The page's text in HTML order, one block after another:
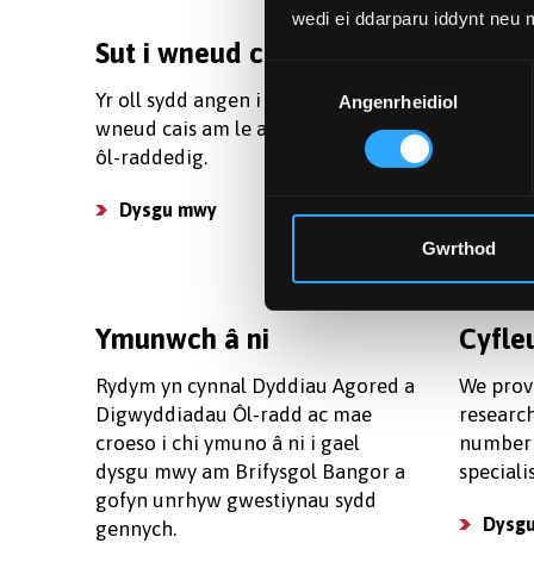
wedi ei ddarparu iddynt neu
Angenrheidiol
Gwrthod
Sut i wneud cais
Yr oll sydd angen i chi wybod am
wneud cais am le ar un o'n cyrsiau
ôl-raddedig.
Dysgu mwy
Ymunwch â ni
Rydym yn cynnal Dyddiau Agored a
Digwyddiadau Ôl-radd ac mae
croeso i chi ymuno â ni i gael
dysgu mwy am Brifysgol Bangor a
gofyn unrhyw gwestiynau sydd
gennych.
We